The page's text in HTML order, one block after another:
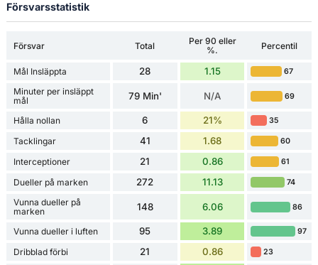
Försvarsstatistik
Försvar Total
Per 90 eller
%.
Percentil
Mål Insläppta 28 1.15 67
Minuter per insläppt
mål
79 Min' N/A 69
Hålla nollan 6 21% 35
Tacklingar 41 1.68 60
Interceptioner 21 0.86 61
Dueller på marken 272 11.13 74
Vunna dueller på
marken
148 6.06 86
Vunna dueller i luften 95 3.89 97
Dribblad förbi 21 0.86 23